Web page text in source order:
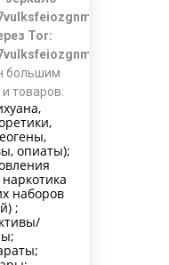
Tor:
большим
товаров:
опиаты);
наборов
;